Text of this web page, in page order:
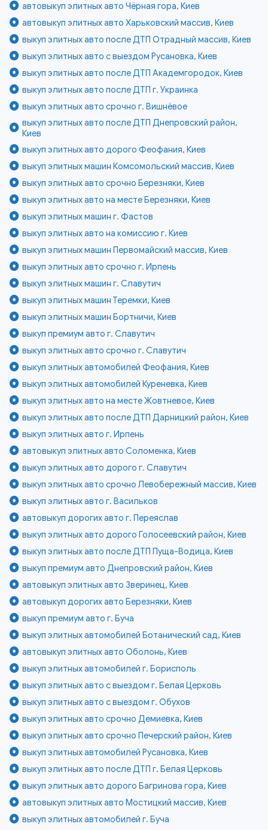
автовыкуп элитных авто Чёрная гора, Киев
автовыкуп элитных авто Харьковский массив, Киев
выкуп элитных авто после ДТП Отрадный массив, Киев
выкуп элитных авто с выездом Русановка, Киев
выкуп элитных авто после ДТП Академгородок, Киев
выкуп элитных авто после ДТП г. Украинка
выкуп элитных авто срочно г. Вишнёвое
выкуп элитных авто после ДТП Днепровский район,
Киев
выкуп элитных авто дорого Феофания, Киев
выкуп элитных машин Комсомольский массив, Киев
выкуп элитных авто срочно Березняки, Киев
выкуп элитных авто на месте Березняки, Киев
выкуп элитных машин г. Фастов
выкуп элитных авто на комиссию г. Киев
выкуп элитных машин Первомайский массив, Киев
выкуп элитных авто срочно г. Ирпень
выкуп элитных машин г. Славутич
выкуп элитных машин Теремки, Киев
выкуп элитных машин Бортничи, Киев
выкуп премиум авто г. Славутич
выкуп элитных авто срочно г. Славутич
выкуп элитных автомобилей Феофания, Киев
выкуп элитных автомобилей Куреневка, Киев
выкуп элитных авто на месте Жовтневое, Киев
выкуп элитных авто после ДТП Дарницкий район, Киев
выкуп элитных авто г. Ирпень
автовыкуп элитных авто Соломенка, Киев
выкуп элитных авто дорого г. Славутич
выкуп элитных авто срочно Левобережный массив, Киев
выкуп элитных авто г. Васильков
автовыкуп дорогих авто г. Переяслав
выкуп элитных авто дорого Голосеевский район, Киев
выкуп элитных авто после ДТП Пуща-Водица, Киев
выкуп премиум авто Днепровский район, Киев
автовыкуп элитных авто Зверинец, Киев
автовыкуп дорогих авто Березняки, Киев
выкуп премиум авто г. Буча
выкуп элитных автомобилей Ботанический сад, Киев
автовыкуп элитных авто Оболонь, Киев
выкуп элитных автомобилей г. Борисполь
выкуп элитных авто с выездом г. Белая Церковь
выкуп элитных авто с выездом г. Обухов
выкуп элитных авто срочно Демиевка, Киев
выкуп элитных авто срочно Печерский район, Киев
выкуп элитных автомобилей Русановка, Киев
выкуп элитных авто после ДТП г. Белая Церковь
выкуп элитных авто дорого Багринова гора, Киев
автовыкуп элитных авто Мостицкий массив, Киев
выкуп элитных автомобилей г. Буча